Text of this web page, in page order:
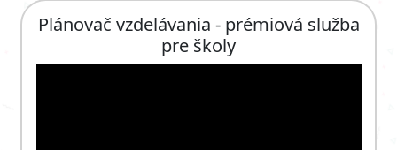
Plánovač vzdelávania - prémiová služba
pre školy